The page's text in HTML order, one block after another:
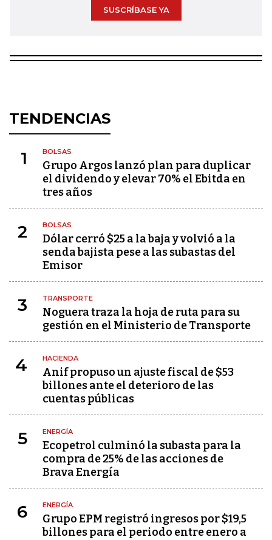
SUSCRÍBASE YA
TENDENCIAS
1 BOLSAS
Grupo Argos lanzó plan para duplicar
el dividendo y elevar 70% el Ebitda en
tres años
2 BOLSAS
Dólar cerró $25 a la baja y volvió a la
senda bajista pese a las subastas del
Emisor
3 TRANSPORTE
Noguera traza la hoja de ruta para su
gestión en el Ministerio de Transporte
4 HACIENDA
Anif propuso un ajuste fiscal de $53
billones ante el deterioro de las
cuentas públicas
5 ENERGÍA
Ecopetrol culminó la subasta para la
compra de 25% de las acciones de
Brava Energía
6 ENERGÍA
Grupo EPM registró ingresos por $19,5
billones para el periodo entre enero a